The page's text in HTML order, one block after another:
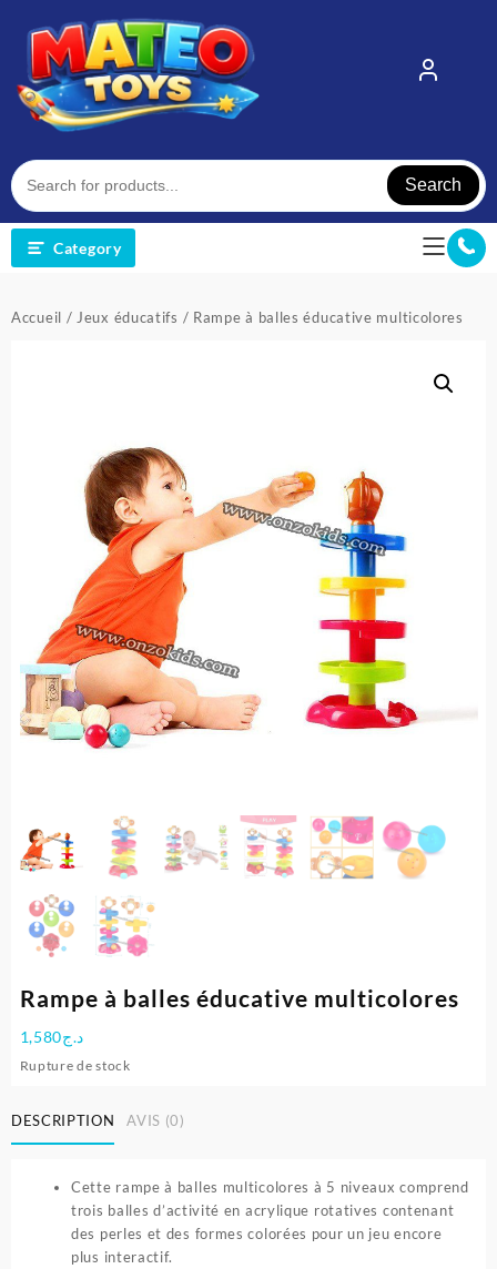
content
Search
Category
Accueil /Jeux éducatifs / Rampe à balles éducative multicolores
Rampe à balles éducative multicolores
د.ج1,580
Rupture de stock
DESCRIPTION AVIS (0)
Cette rampe à balles multicolores à 5 niveaux comprend
trois balles d’activité en acrylique rotatives contenant
des perles et des formes colorées pour un jeu encore
plus interactif.